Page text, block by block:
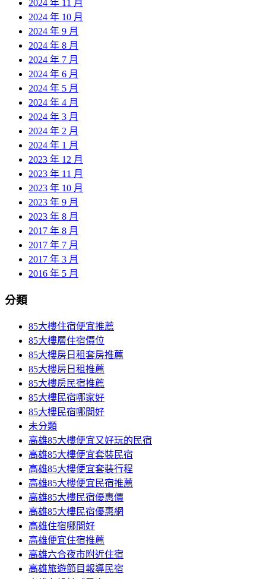
2024 年 11 月
2024 年 10 月
2024 年 9 月
2024 年 8 月
2024 年 7 月
2024 年 6 月
2024 年 5 月
2024 年 4 月
2024 年 3 月
2024 年 2 月
2024 年 1 月
2023 年 12 月
2023 年 11 月
2023 年 10 月
2023 年 9 月
2023 年 8 月
2017 年 8 月
2017 年 7 月
2017 年 3 月
2016 年 5 月
分類
85大樓住宿便宜推薦
85大樓層住宿價位
85大樓房日租套房推薦
85大樓房日租推薦
85大樓房民宿推薦
85大樓民宿哪家好
85大樓民宿哪間好
未分類
高雄85大樓便宜又好玩的民宿
高雄85大樓便宜套裝民宿
高雄85大樓便宜套裝行程
高雄85大樓便宜民宿推薦
高雄85大樓民宿優惠價
高雄85大樓民宿優惠網
高雄住宿哪間好
高雄便宜住宿推薦
高雄六合夜市附近住宿
高雄旅遊節目報導民宿